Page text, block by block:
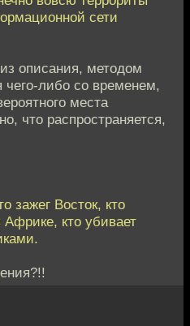
сети
описания, методом
чего-либо со временем,
места
что распространяется,
зажег Восток, кто
Африке, кто убивает